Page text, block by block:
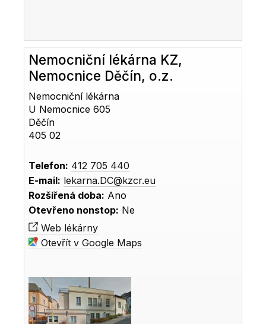
Nemocniční lékárna KZ,
Nemocnice Děčín, o.z.
Nemocniční lékárna
U Nemocnice 605
Děčín
405 02
Telefon: 412 705 440
E-mail: lekarna.DC@kzcr.eu
Rozšířená doba: Ano
Otevřeno nonstop: Ne
Web lékárny
Otevřít v Google Maps